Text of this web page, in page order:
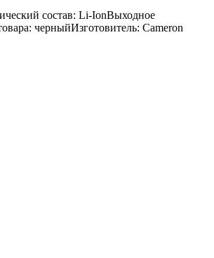
состав: Li-IonВыходное
черныйИзготовитель: Cameron